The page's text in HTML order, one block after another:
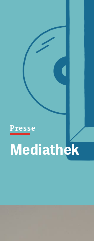
Presse
Mediathek